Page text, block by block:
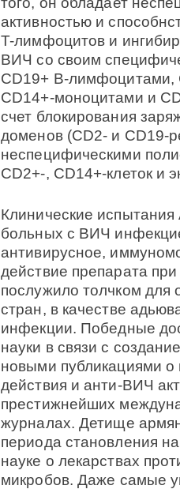
активностью и
T-лимфоцитов и
ВИЧ со своим
CD19+ В-лимфоцитами,
CD14+-моноцитами и
счет блокирования
доменов (CD2- и CD19-
неспецифическими
CD2+-, CD14+-клеток и
Клинические
больных с ВИЧ
антивирусное,
действие препарата
послужило толчком для
стран, в качестве
инфекции. Победные
науки в связи с
новыми публикациями
действия и анти-ВИЧ
престижнейших
журналах. Детище
периода становления
науке о лекарствах
микробов. Даже самые